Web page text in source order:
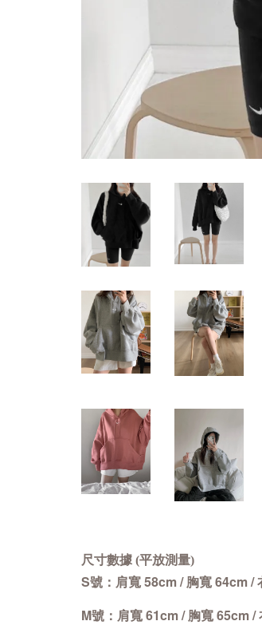
尺寸數據 (平放測量)
S號：肩寬 58cm/胸寬 64cm/
M號：肩寬 61cm/胸寬 65cm/